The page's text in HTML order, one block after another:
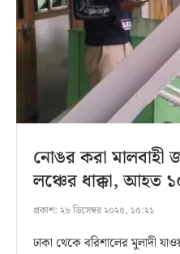
নোঙর করা মালবাহী
লঞ্চের ধাক্কা, আহত
প্রকাশ: ২৮ ডিসেম্বর ২০২৫, ১৫:২১
ঢাকা থেকে বরিশালের মুলাদী